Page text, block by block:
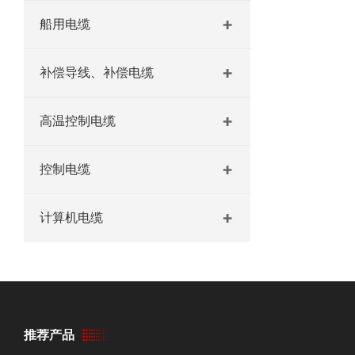
船用电缆
补偿导线、补偿电缆
高温控制电缆
控制电缆
计算机电缆
推荐产品